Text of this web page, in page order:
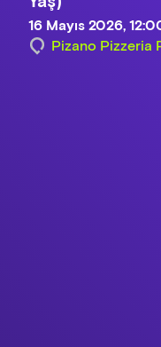
16 Mayıs 2026,
Pizano Pizzeria